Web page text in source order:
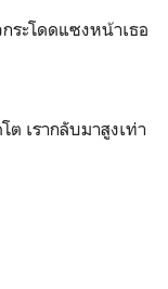
ระโดดแซงหน้าเธอ
เรากลับมาสูงเท่า